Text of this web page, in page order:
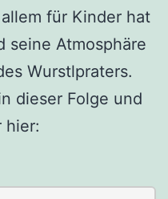
für Kinder hat
seine Atmosphäre
Wurstlpraters.
dieser Folge und
hier: